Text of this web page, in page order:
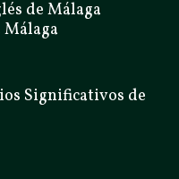
de Málaga
Málaga